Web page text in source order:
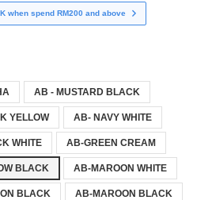
when spend RM200 and above
AB - MUSTARD BLACK
YELLOW AB- NAVY WHITE
WHITE AB-GREEN CREAM
BLACK AB-MAROON WHITE
BLACK AB-MAROON BLACK